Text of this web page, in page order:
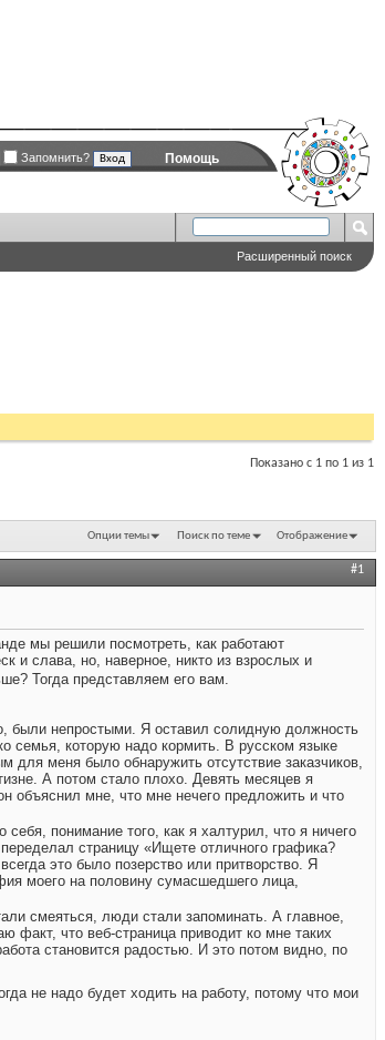
Помощь
Запомнить?
Расширенный поиск
Показано с 1 по 1 из 1
Опции темы Поиск по теме Отображение
#1
мы решили посмотреть, как работают
и слава, но, наверное, никто из взрослых и
Тогда представляем его вам.
были непростыми. Я оставил солидную должность
семья, которую надо кормить. В русском языке
для меня было обнаружить отсутствие заказчиков,
А потом стало плохо. Девять месяцев я
объяснил мне, что мне нечего предложить и что
понимание того, как я халтурил, что я ничего
страницу «Ищете отличного графика?
это было позерство или притворство. Я
моего на половину сумасшедшего лица,
смеяться, люди стали запоминать. А главное,
что веб-страница приводит ко мне таких
становится радостью. И это потом видно, по
не надо будет ходить на работу, потому что мои